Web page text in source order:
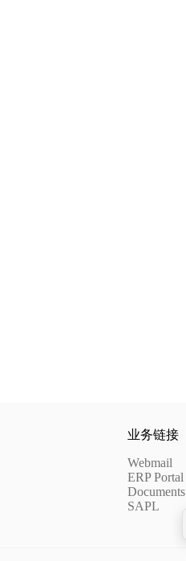
业务链接
Webmail
ERP Portal
Documents
SAPL